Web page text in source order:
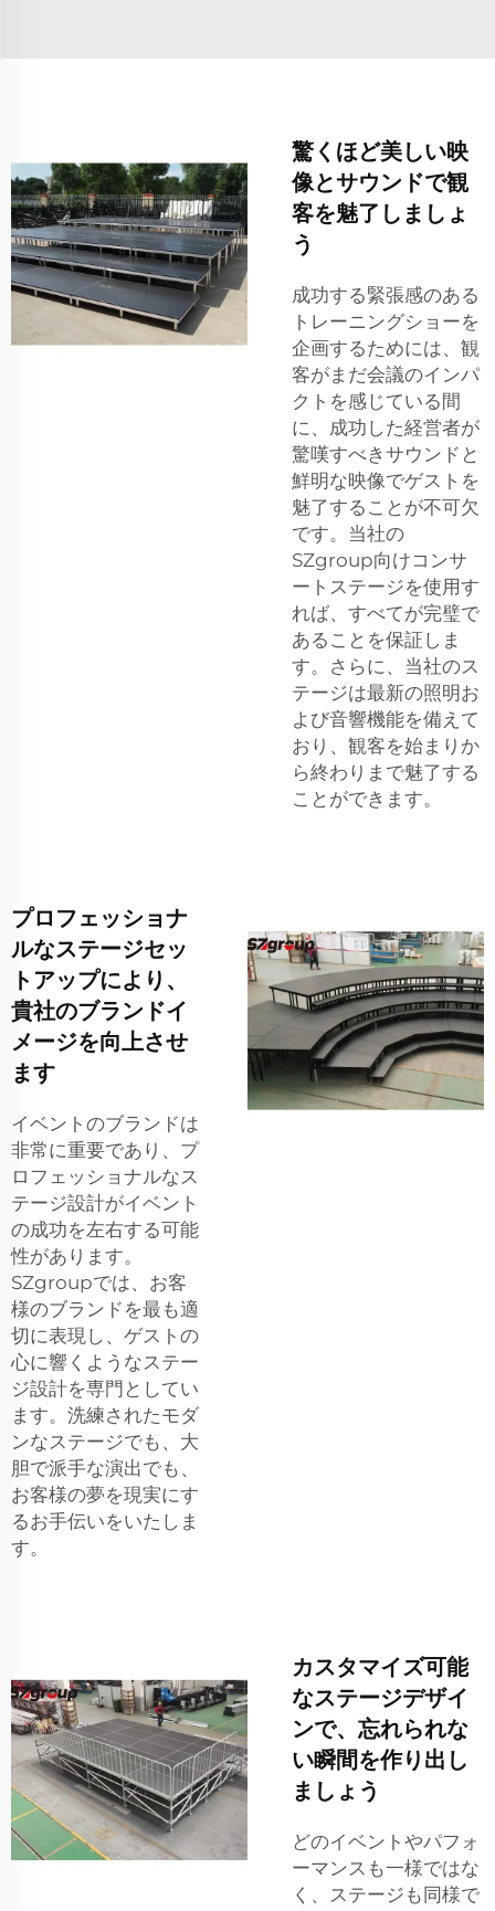
驚くほど美しい映
像とサウンドで観
客を魅了しましょ
う
成功する緊張感のある
トレーニングショーを
企画するためには、観
客がまだ会議のインパ
クトを感じている間
に、成功した経営者が
驚嘆すべきサウンドと
鮮明な映像でゲストを
魅了することが不可欠
です。当社の
SZgroup向けコンサ
ートステージを使用す
れば、すべてが完璧で
あることを保証しま
す。さらに、当社のス
テージは最新の照明お
よび音響機能を備えて
おり、観客を始まりか
ら終わりまで魅了する
ことができます。
プロフェッショナ
ルなステージセッ
トアップにより、
貴社のブランドイ
メージを向上させ
ます
イベントのブランドは
非常に重要であり、プ
ロフェッショナルなス
テージ設計がイベント
の成功を左右する可能
性があります。
SZgroupでは、お客
様のブランドを最も適
切に表現し、ゲストの
心に響くようなステー
ジ設計を専門としてい
ます。洗練されたモダ
ンなステージでも、大
胆で派手な演出でも、
お客様の夢を現実にす
るお手伝いをいたしま
す。
カスタマイズ可能
なステージデザイ
ンで、忘れられな
い瞬間を作り出し
ましょう
どのイベントやパフォ
ーマンスも一様ではな
く、ステージも同様で